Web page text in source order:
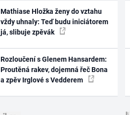
Mathiase Hložka ženy do vztahu
vždy uhnaly: Teď budu iniciátorem
já, slibuje zpěvák
Rozloučení s Glenem Hansardem:
Proutěná rakev, dojemná řeč Bona
a zpěv Irglové s Vedderem